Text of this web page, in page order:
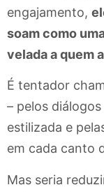
engajamento,
soam como
velada a quem
É tentador
– pelos
estilizada e
em cada canto
Mas seria